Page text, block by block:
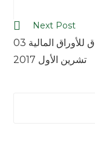
Next Post
التقرير اليومي لتداولات سوق العراق للأوراق المالية 03
تشرين الأول 2017